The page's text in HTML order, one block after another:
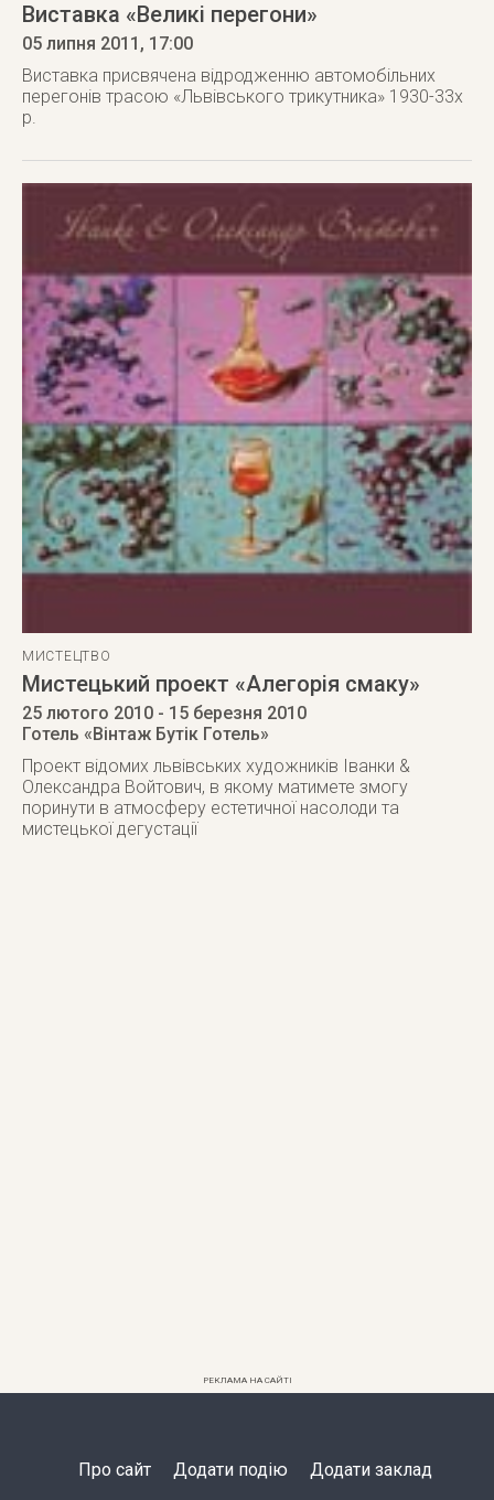
Виставка «Великі перегони»
05 липня 2011 , 17:00
Виставка присвячена відродженню автомобільних
перегонів трасою «Львівського трикутника» 1930-33х
р.
МИСТЕЦТВО
Мистецький проект «Алегорія смаку»
25 лютого 2010 - 15 березня 2010
Готель «Вінтаж Бутік Готель»
Проект відомих львівських художників Іванки &
Олександра Войтович, в якому матимете змогу
поринути в атмосферу естетичної насолоди та
мистецької дегустації
РЕКЛАМА НА САЙТІ
Про сайт Додати подію Додати заклад